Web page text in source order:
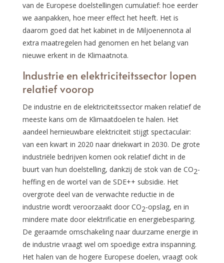
van de Europese doelstellingen cumulatief: hoe eerder
we aanpakken, hoe meer effect het heeft. Het is
daarom goed dat het kabinet in de Miljoenennota al
extra maatregelen had genomen en het belang van
nieuwe erkent in de Klimaatnota.
Industrie en elektriciteitssector lopen
relatief voorop
De industrie en de elektriciteitssector maken relatief de
meeste kans om de Klimaatdoelen te halen. Het
aandeel hernieuwbare elektriciteit stijgt spectaculair:
van een kwart in 2020 naar driekwart in 2030. De grote
industriële bedrijven komen ook relatief dicht in de
buurt van hun doelstelling, dankzij de stok van de CO2-
heffing en de wortel van de SDE++ subsidie. Het
overgrote deel van de verwachte reductie in de
industrie wordt veroorzaakt door CO2-opslag, en in
mindere mate door elektrificatie en energiebesparing.
De geraamde omschakeling naar duurzame energie in
de industrie vraagt wel om spoedige extra inspanning.
Het halen van de hogere Europese doelen, vraagt ook